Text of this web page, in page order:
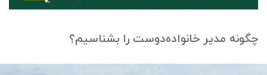
چگونه مدیر خانواده‌دوست را بشناسیم؟